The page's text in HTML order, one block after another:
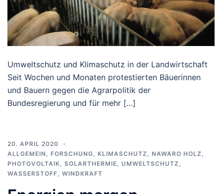
Umweltschutz und Klimaschutz in der Landwirtschaft
Seit Wochen und Monaten protestierten Bäuerinnen
und Bauern gegen die Agrarpolitik der
Bundesregierung und für mehr […]
20. APRIL 2020
ALLGEMEIN
FORSCHUNG KLIMASCHUTZ NAWARO HOLZ
PHOTOVOLTAIK
SOLARTHERMIE UMWELTSCHUTZ
WASSERSTOFF
WINDKRAFT